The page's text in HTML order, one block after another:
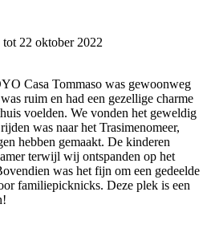
22 oktober 2022
Casa Tommaso was gewoonweg
ruim en had een gezellige charme
voelden. We vonden het geweldig
was naar het Trasimenomeer,
hebben gemaakt. De kinderen
terwijl wij ontspanden op het
was het fijn om een gedeelde
familiepicknicks. Deze plek is een